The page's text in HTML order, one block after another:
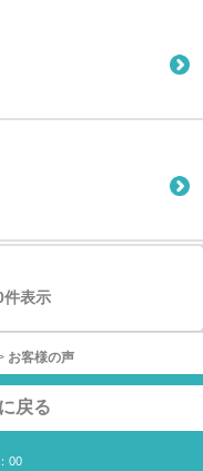
件表示
お客様の声
戻る
00